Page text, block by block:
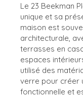
Le 23 Beekman
unique et sa
maison est
architecturale,
terrasses en
espaces
utilisé des
verre pour créer
fonctionnelle et